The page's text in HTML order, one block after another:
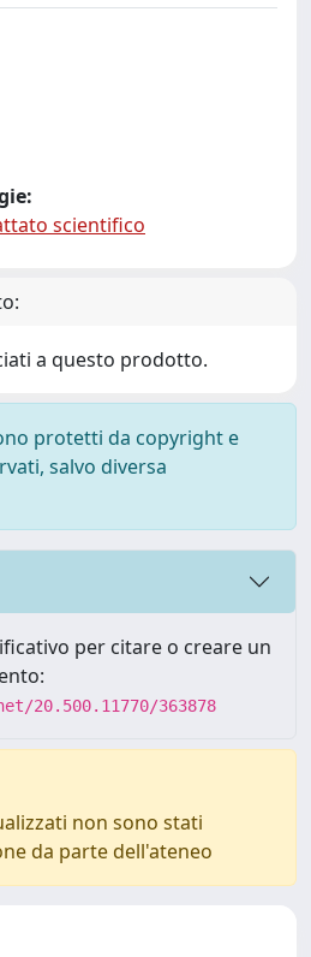
scientifico
a questo prodotto.
protetti da copyright e
salvo diversa
per citare o creare un
20.500.11770/363878
non sono stati
da parte dell'ateneo